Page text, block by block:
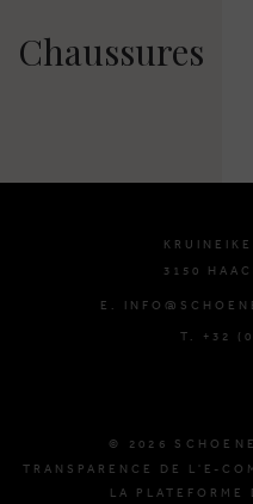
Chaussures
3150
E.
T. +32
© 2026
TRANSPARENCE DE L'E-
LA PLATEFORME